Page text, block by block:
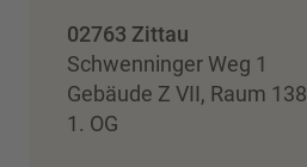
02763 Zittau
Schwenninger Weg 1
Gebäude Z VII, Raum 138
1. OG